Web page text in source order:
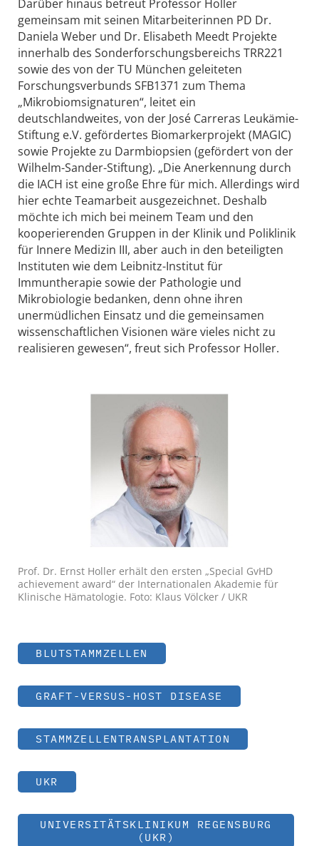
Darüber hinaus betreut Professor Holler
gemeinsam mit seinen Mitarbeiterinnen PD Dr.
Daniela Weber und Dr. Elisabeth Meedt Projekte
innerhalb des Sonderforschungsbereichs TRR221
sowie des von der TU München geleiteten
Forschungsverbunds SFB1371 zum Thema
„Mikrobiomsignaturen“, leitet ein
deutschlandweites, von der José Carreras Leukämie-
Stiftung e.V. gefördertes Biomarkerprojekt (MAGIC)
sowie Projekte zu Darmbiopsien (gefördert von der
Wilhelm-Sander-Stiftung). „Die Anerkennung durch
die IACH ist eine große Ehre für mich. Allerdings wird
hier echte Teamarbeit ausgezeichnet. Deshalb
möchte ich mich bei meinem Team und den
kooperierenden Gruppen in der Klinik und Poliklinik
für Innere Medizin III, aber auch in den beteiligten
Instituten wie dem Leibnitz-Institut für
Immuntherapie sowie der Pathologie und
Mikrobiologie bedanken, denn ohne ihren
unermüdlichen Einsatz und die gemeinsamen
wissenschaftlichen Visionen wäre vieles nicht zu
realisieren gewesen“, freut sich Professor Holler.
Prof. Dr. Ernst Holler erhält den ersten „Special GvHD
achievement award“ der Internationalen Akademie für
Klinische Hämatologie. Foto: Klaus Völcker / UKR
BLUTSTAMMZELLEN
GRAFT-VERSUS-HOST DISEASE
STAMMZELLENTRANSPLANTATION
UKR
UNIVERSITÄTSKLINIKUM REGENSBURG
(UKR)